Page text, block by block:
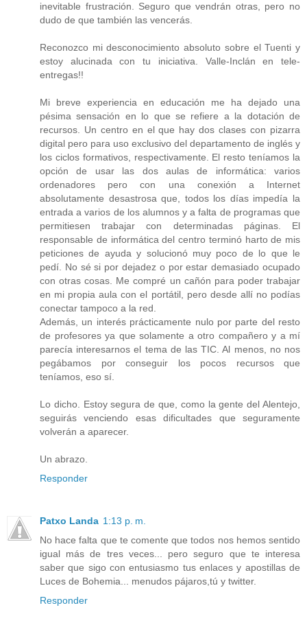
inevitable frustración. Seguro que vendrán otras, pero no
dudo de que también las vencerás.
Reconozco mi desconocimiento absoluto sobre el Tuenti y
estoy alucinada con tu iniciativa. Valle-Inclán en tele-
entregas!!
Mi breve experiencia en educación me ha dejado una
pésima sensación en lo que se refiere a la dotación de
recursos. Un centro en el que hay dos clases con pizarra
digital pero para uso exclusivo del departamento de inglés y
los ciclos formativos, respectivamente. El resto teníamos la
opción de usar las dos aulas de informática: varios
ordenadores pero con una conexión a Internet
absolutamente desastrosa que, todos los días impedía la
entrada a varios de los alumnos y a falta de programas que
permitiesen trabajar con determinadas páginas. El
responsable de informática del centro terminó harto de mis
peticiones de ayuda y solucionó muy poco de lo que le
pedí. No sé si por dejadez o por estar demasiado ocupado
con otras cosas. Me compré un cañón para poder trabajar
en mi propia aula con el portátil, pero desde allí no podías
conectar tampoco a la red.
Además, un interés prácticamente nulo por parte del resto
de profesores ya que solamente a otro compañero y a mí
parecía interesarnos el tema de las TIC. Al menos, no nos
pegábamos por conseguir los pocos recursos que
teníamos, eso sí.
Lo dicho. Estoy segura de que, como la gente del Alentejo,
seguirás venciendo esas dificultades que seguramente
volverán a aparecer.
Un abrazo.
Responder
Patxo Landa 1:13 p. m.
No hace falta que te comente que todos nos hemos sentido
igual más de tres veces... pero seguro que te interesa
saber que sigo con entusiasmo tus enlaces y apostillas de
Luces de Bohemia... menudos pájaros,tú y twitter.
Responder